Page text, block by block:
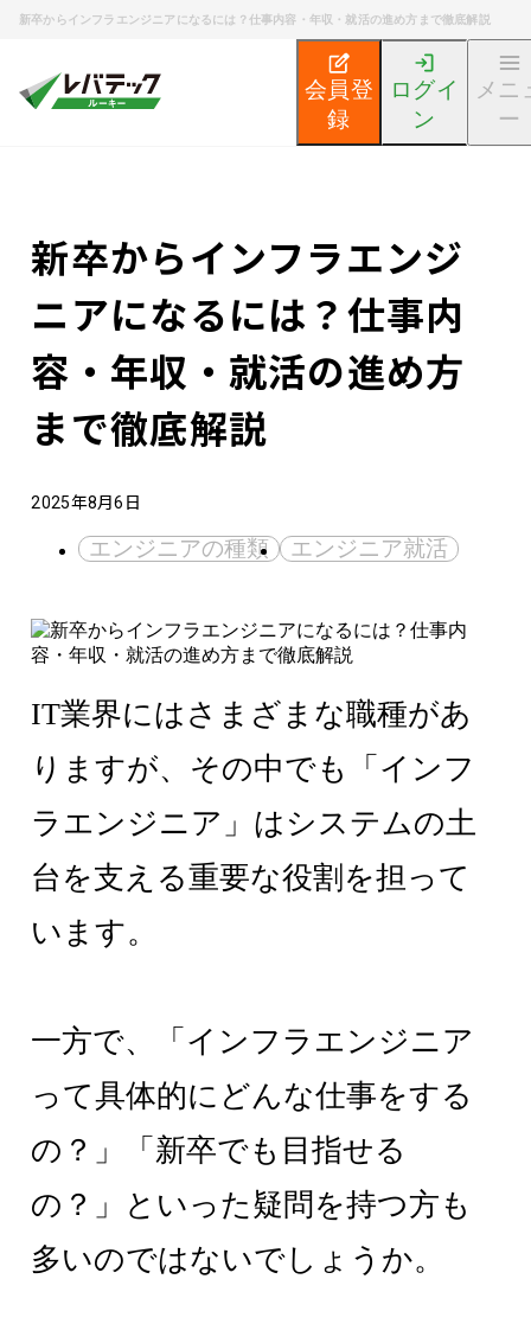
新卒からインフラエンジニアになるには？仕事内容・年収・就活の進め方まで徹底解説
会員登
録
ログイ
ン
メニ
ー
エンジニア就活ノウハウ記事
新卒からインフラエンジ
ニアになるには？仕事内
容・年収・就活の進め方
まで徹底解説
2025年8月6日
エンジニアの種類 エンジニア就活
IT業界にはさまざまな職種があ
りますが、その中でも「インフ
ラエンジニア」はシステムの土
台を支える重要な役割を担って
います。
一方で、「インフラエンジニア
って具体的にどんな仕事をする
の？」「新卒でも目指せる
の？」といった疑問を持つ方も
多いのではないでしょうか。